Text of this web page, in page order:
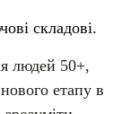
складові.
людей 50+,
етапу в